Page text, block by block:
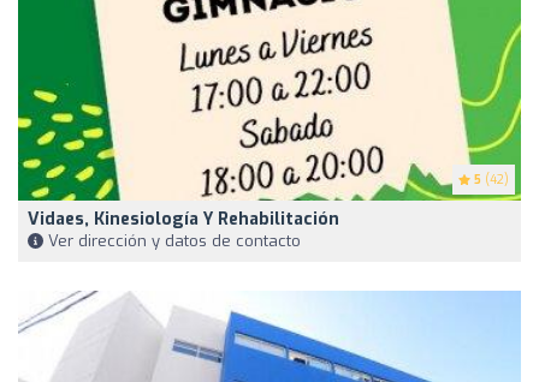
5 (42)
Vidaes, Kinesiología Y Rehabilitación
Ver dirección y datos de contacto